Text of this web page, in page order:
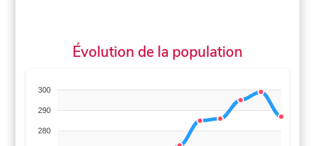
Évolution de la population
300
290
280